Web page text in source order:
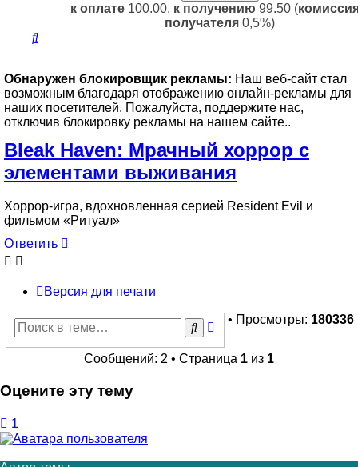
к оплате100.00, к получению 99.50 (
получателя 0,5%)
Поиск
Обнаружен блокировщик рекламы: Наш веб-сайт стал
возможным благодаря отображению онлайн-рекламы для
наших посетителей. Пожалуйста, поддержите нас,
отключив блокировку рекламы на нашем сайте..
Bleak Haven: Мрачный хоррор с
элементами выживания
Хоррор-игра, вдохновленная серией Resident Evil и
фильмом «Ритуал»
Ответить
Версия для печати
• Просмотры: 180336
ПоискРасширенный
Сообщений: 2 • Страница 1 из 1
Оцените эту тему
1